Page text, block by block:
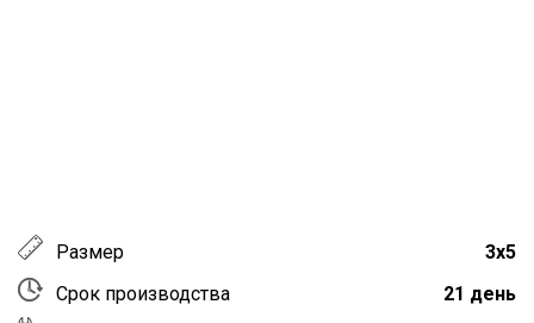
Размер
3х5
Срок производства
21 день